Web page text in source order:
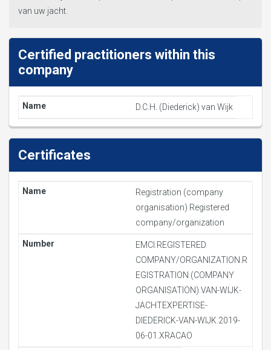
van uw jacht.
Certified practitioners within this
company
D.C.H. (Diederick) van Wijk
Certificates
Registration (company
organisation) Registered
company/organization
EMCI.REGISTERED
COMPANY/ORGANIZATION.R
EGISTRATION (COMPANY
ORGANISATION).VAN-WIJK-
JACHTEXPERTISE-
DIEDERICK-VAN-WIJK.2019-
06-01.XRACAO